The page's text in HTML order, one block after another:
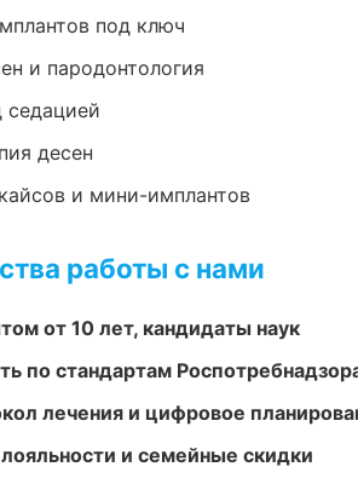
под ключ
и пародонтология
седацией
десен
и мини-имплантов
работы с нами
от 10 лет, кандидаты наук
по стандартам
лечения и цифровое
и семейные скидки